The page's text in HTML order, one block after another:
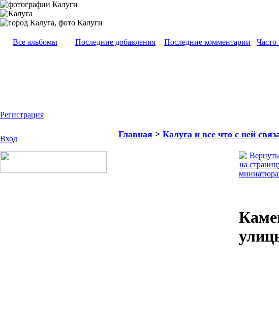
Все альбомы Последние добавления Последние комментарии Часто
Регистрация
Вход Главная > Калуга и все что с ней